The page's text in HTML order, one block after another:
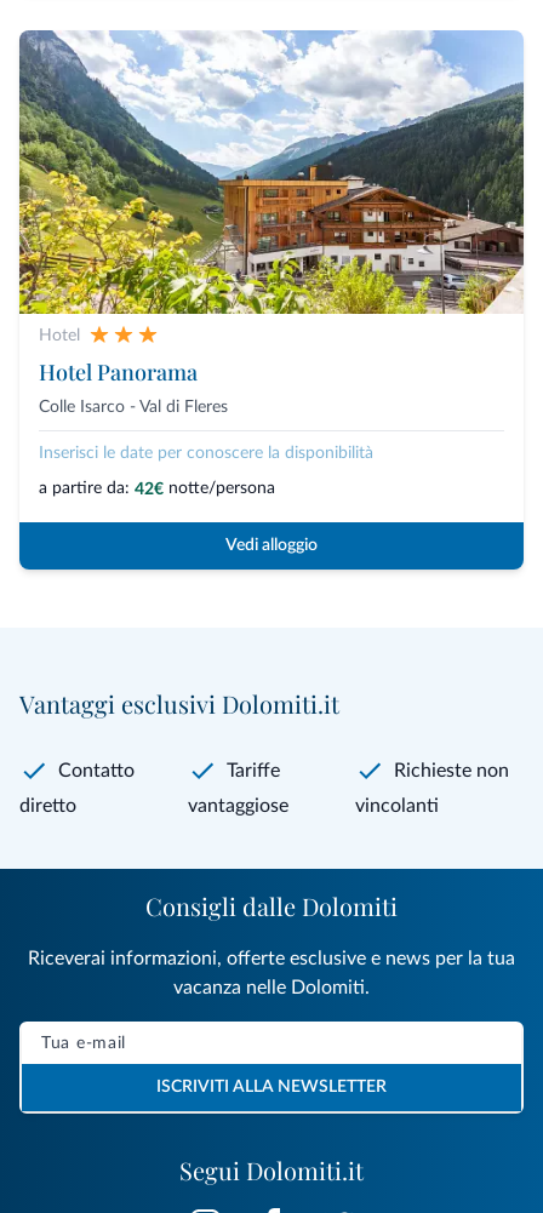
Hotel
Hotel Panorama
Colle Isarco - Val di Fleres
Inserisci le date per conoscere la disponibilità
a partire da: 42€ notte/persona
Vedi alloggio
Vantaggi esclusivi Dolomiti.it
Contatto
diretto
Tariffe
vantaggiose
Richieste non
vincolanti
Segui Dolomiti.it
Consigli dalle Dolomiti
Riceverai informazioni, offerte esclusive e news per la tua
vacanza nelle Dolomiti.
ISCRIVITI ALLA NEWSLETTER